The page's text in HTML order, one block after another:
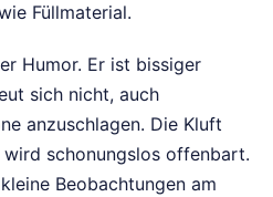
Füllmaterial.
Humor. Er ist bissiger
sich nicht, auch
anzuschlagen. Die Kluft
schonungslos offenbart.
Beobachtungen am